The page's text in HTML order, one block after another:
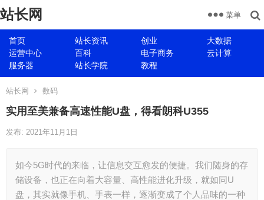
站长网
首页 站长资讯 创业
大数据
运营中心
百科 电子商务
云计算
服务器
站长学院 教程
菜单
站长网 数码
实用至美兼备高速性能U盘，得看朗科U355
发布: 2021年11月1日
如今5G时代的来临，让信息交互愈发的便捷。我们随身的存
储设备，也正在向着大容量、高性能进化升级，就如同U
盘，其实就像手机、手表一样，逐渐变成了个人品味的一种